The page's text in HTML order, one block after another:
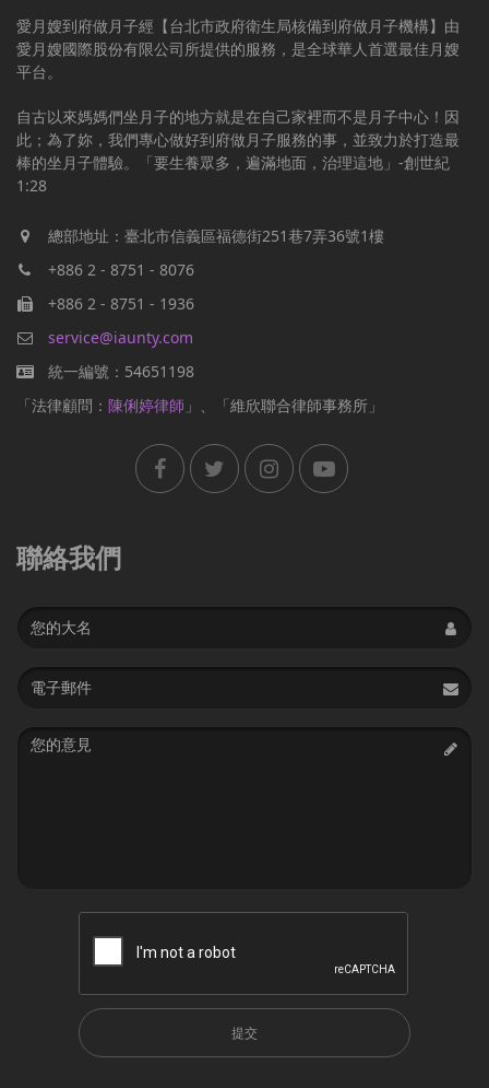
愛月嫂到府做月子經【台北市政府衛生局核備到府做月子機構】由
愛月嫂國際股份有限公司所提供的服務，是全球華人首選最佳月嫂
平台。
自古以來媽媽們坐月子的地方就是在自己家裡而不是月子中心！因
此；為了妳，我們專心做好到府做月子服務的事，並致力於打造最
棒的坐月子體驗。「要生養眾多，遍滿地面，治理這地」-創世紀
1:28
總部地址：臺北市信義區福德街251巷7弄36號1樓
+886 2 - 8751 - 8076
+886 2 - 8751 - 1936
service@iaunty.com
統一編號：54651198
「法律顧問： 陳俐婷律師 」、「維欣聯合律師事務所」
聯絡我們
Name
Email
address
Message
提交